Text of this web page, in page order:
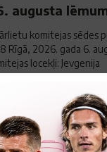
augusta
komitejas sēdes
Rīgā, 2026. gada 6.
locekļi: Jevgenija
Bore, Raivis Grīnbergs...
07.